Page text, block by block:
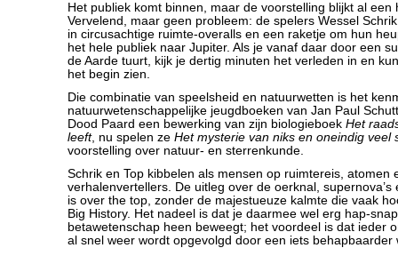
Het publiek komt binnen, maar de voorstelling blijkt al een
Vervelend, maar geen probleem: de spelers Wessel
in circusachtige ruimte-overalls en een raketje om hun
het hele publiek naar Jupiter. Als je vanaf daar door een
de Aarde tuurt, kijk je dertig minuten het verleden in en
het begin zien.
Die combinatie van speelsheid en natuurwetten is het
natuurwetenschappelijke jeugdboeken van Jan Paul
Dood Paard een bewerking van zijn biologieboek Het
leeft, nu spelen ze Het mysterie van niks en oneindig veel
voorstelling over natuur- en sterrenkunde.
Schrik en Top kibbelen als mensen op ruimtereis, atomen
verhalenvertellers. De uitleg over de oerknal, supernova’s
is over the top, zonder de majestueuze kalmte die vaak
Big History. Het nadeel is dat je daarmee wel erg hap-
betawetenschap heen beweegt; het voordeel is dat ieder
al snel weer wordt opgevolgd door een iets behapbaarder